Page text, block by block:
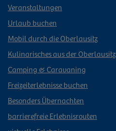
Veranstaltungen
Urlaub buchen
Mobil durch die Oberlausitz
Kulinarisches aus der Oberlausitz
Camping & Caravaning
Freizeiterlebnisse buchen
Besonders Übernachten
barrierefreie Erlebnisrouten